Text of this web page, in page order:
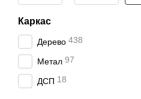
Каркас
Дерево 438
Метал 97
ДСП 18